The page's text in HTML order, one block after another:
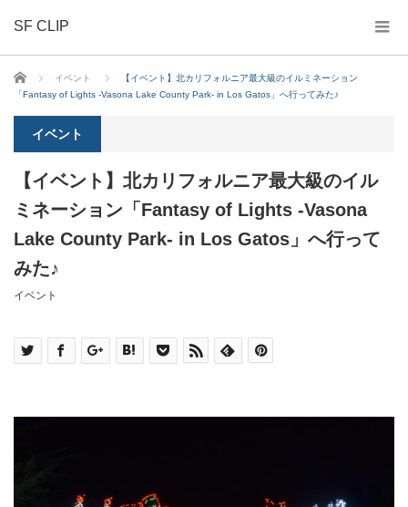
SF CLIP
ホーム イベント
【イベント】北カリフォルニア最大級のイルミネーション
「Fantasy of Lights -Vasona Lake County Park- in Los Gatos」へ行ってみた♪
イベント
【イベント】北カリフォルニア最大級のイル
ミネーション「Fantasy of Lights -Vasona
Lake County Park- in Los Gatos」へ行って
みた♪
イベント